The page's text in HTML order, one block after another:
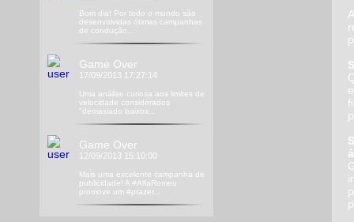
Bom dia! Por todo o mundo são
desenvolvidas ótimas campanhas
de condução...
Game Over
17/09/2013 17:27:14
Uma análise curiosa aos limites de
velocidade considerados
"demasiado baixos...
Game Over
12/09/2013 15:10:00
Mais uma excelente campanha de
publicidade! A #AlfaRomeu
promove um #prazer...